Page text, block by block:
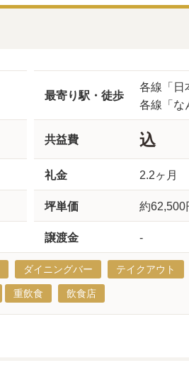
最寄り駅・徒歩
各線「日
各線「な
共益費 込
礼金 2.2ヶ月
坪単価 約62,500
譲渡金 -
ダイニングバー テイクアウト
重飲食 飲食店